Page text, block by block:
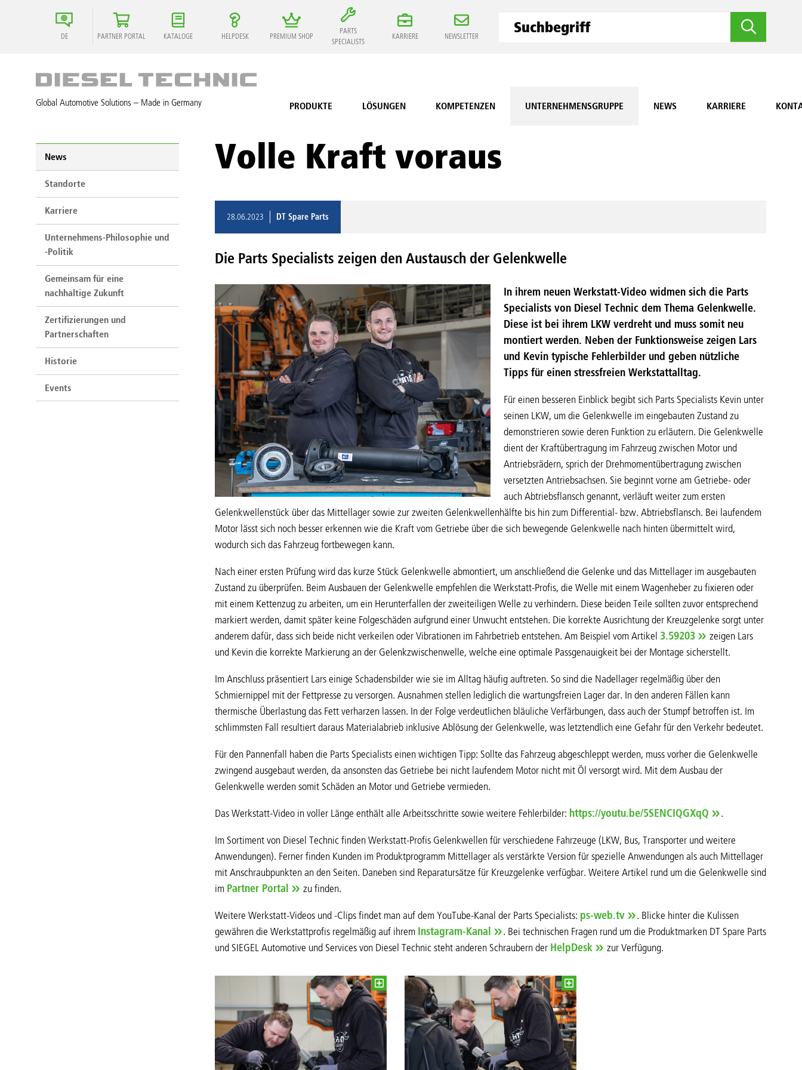
DE PARTNER PORTAL KATALOGE HELPDESK PREMIUM SHOP
PARTS
SPECIALISTS
KARRIERE NEWSLETTER
Global Automotive Solutions – Made in Germany PRODUKTE LÖSUNGEN KOMPETENZEN UNTERNEHMENSGRUPPE NEWS KARRIERE
Volle Kraft voraus
28.06.2023 DT Spare Parts
Die Parts Specialists zeigen den Austausch der Gelenkwelle
In ihrem neuen Werkstatt-Video widmen sich die Parts
Specialists von Diesel Technic dem Thema Gelenkwelle.
Diese ist bei ihrem LKW verdreht und muss somit neu
montiert werden. Neben der Funktionsweise zeigen Lars
und Kevin typische Fehlerbilder und geben nützliche
Tipps für einen stressfreien Werkstattalltag.
Für einen besseren Einblick begibt sich Parts Specialists Kevin unter
seinen LKW, um die Gelenkwelle im eingebauten Zustand zu
demonstrieren sowie deren Funktion zu erläutern. Die Gelenkwelle
dient der Kraftübertragung im Fahrzeug zwischen Motor und
Antriebsrädern, sprich der Drehmomentübertragung zwischen
versetzten Antriebsachsen. Sie beginnt vorne am Getriebe- oder
auch Abtriebsflansch genannt, verläuft weiter zum ersten
Gelenkwellenstück über das Mittellager sowie zur zweiten Gelenkwellenhälfte bis hin zum Differential- bzw. Abtriebsflansch. Bei laufendem
Motor lässt sich noch besser erkennen wie die Kraft vom Getriebe über die sich bewegende Gelenkwelle nach hinten übermittelt wird,
wodurch sich das Fahrzeug fortbewegen kann.
Nach einer ersten Prüfung wird das kurze Stück Gelenkwelle abmontiert, um anschließend die Gelenke und das Mittellager im ausgebauten
Zustand zu überprüfen. Beim Ausbauen der Gelenkwelle empfehlen die Werkstatt-Profis, die Welle mit einem Wagenheber zu fixieren oder
mit einem Kettenzug zu arbeiten, um ein Herunterfallen der zweiteiligen Welle zu verhindern. Diese beiden Teile sollten zuvor entsprechend
markiert werden, damit später keine Folgeschäden aufgrund einer Unwucht entstehen. Die korrekte Ausrichtung der Kreuzgelenke sorgt unter
anderem dafür, dass sich beide nicht verkeilen oder Vibrationen im Fahrbetrieb entstehen. Am Beispiel vom Artikel 3.59203
zeigen Lars
und Kevin die korrekte Markierung an der Gelenkzwischenwelle, welche eine optimale Passgenauigkeit bei der Montage sicherstellt.
Im Anschluss präsentiert Lars einige Schadensbilder wie sie im Alltag häufig auftreten. So sind die Nadellager regelmäßig über den
Schmiernippel mit der Fettpresse zu versorgen. Ausnahmen stellen lediglich die wartungsfreien Lager dar. In den anderen Fällen kann
thermische Überlastung das Fett verharzen lassen. In der Folge verdeutlichen bläuliche Verfärbungen, dass auch der Stumpf betroffen ist. Im
schlimmsten Fall resultiert daraus Materialabrieb inklusive Ablösung der Gelenkwelle, was letztendlich eine Gefahr für den Verkehr bedeutet.
Für den Pannenfall haben die Parts Specialists einen wichtigen Tipp: Sollte das Fahrzeug abgeschleppt werden, muss vorher die Gelenkwelle
zwingend ausgebaut werden, da ansonsten das Getriebe bei nicht laufendem Motor nicht mit Öl versorgt wird. Mit dem Ausbau der
Gelenkwelle werden somit Schäden an Motor und Getriebe vermieden.
Das Werkstatt-Video in voller Länge enthält alle Arbeitsschritte sowie weitere Fehlerbilder: https://youtu.be/5SENCIQGXqQ .
Im Sortiment von Diesel Technic finden Werkstatt-Profis Gelenkwellen für verschiedene Fahrzeuge (LKW, Bus, Transporter und weitere
Anwendungen). Ferner finden Kunden im Produktprogramm Mittellager als verstärkte Version für spezielle Anwendungen als auch Mittellager
mit Anschraubpunkten an den Seiten. Daneben sind Reparatursätze für Kreuzgelenke verfügbar. Weitere Artikel rund um die Gelenkwelle sind
im Partner Portal zu finden.
Weitere Werkstatt-Videos und -Clips findet man auf dem YouTube-Kanal der Parts Specialists: ps-web.tv
. Blicke hinter die Kulissen
gewähren die Werkstattprofis regelmäßig auf ihrem Instagram-Kanal
. Bei technischen Fragen rund um die Produktmarken DT Spare Parts
und SIEGEL Automotive und Services von Diesel Technic steht anderen Schraubern der HelpDesk zur Verfügung.
News
Standorte
Karriere
Unternehmens-Philosophie und
-Politik
Gemeinsam für eine
nachhaltige Zukunft
Zertifizierungen und
Partnerschaften
Historie
Events